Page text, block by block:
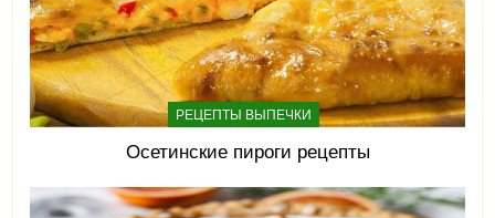
РЕЦЕПТЫ ВЫПЕЧКИ
Осетинские пироги рецепты